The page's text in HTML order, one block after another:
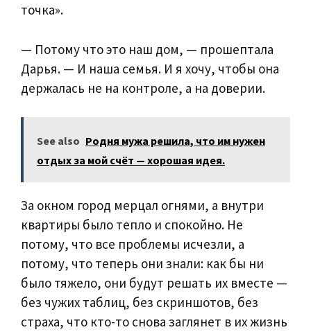
точка».
— Потому что это наш дом, — прошептала
Дарья. — И наша семья. И я хочу, чтобы она
держалась не на контроле, а на доверии.
See also Родня мужа решила, что им нужен
отдых за мой счёт — хорошая идея.
За окном город мерцал огнями, а внутри
квартиры было тепло и спокойно. Не
потому, что все проблемы исчезли, а
потому, что теперь они знали: как бы ни
было тяжело, они будут решать их вместе —
без чужих таблиц, без скриншотов, без
страха, что кто-то снова заглянет в их жизнь